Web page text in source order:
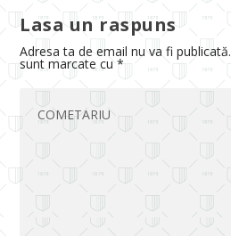
Lasa un raspuns
Adresa ta de email nu va fi publicată.
sunt marcate cu*